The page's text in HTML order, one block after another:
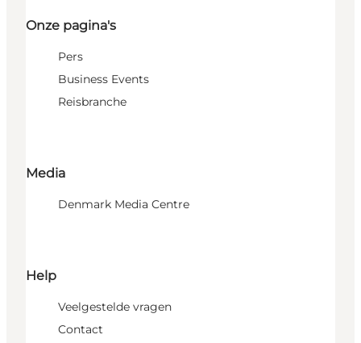
Onze pagina's
Pers
Business Events
Reisbranche
Media
Denmark Media Centre
Help
Veelgestelde vragen
Contact